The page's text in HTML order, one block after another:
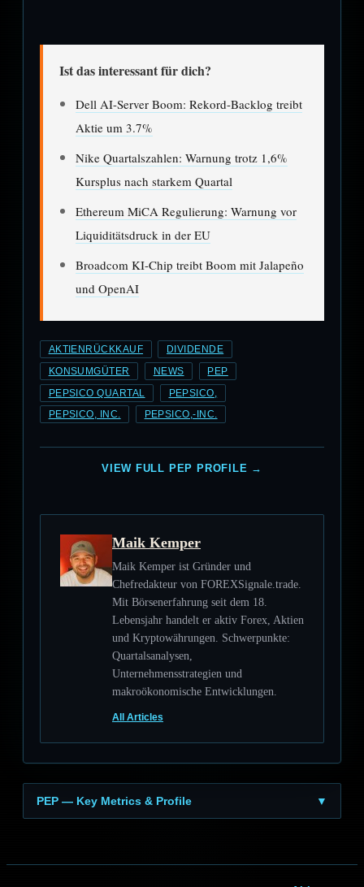
Ist das interessant für dich?
Dell AI-Server Boom: Rekord-Backlog treibt
Aktie um 3.7%
Nike Quartalszahlen: Warnung trotz 1,6%
Kursplus nach starkem Quartal
Ethereum MiCA Regulierung: Warnung vor
Liquiditätsdruck in der EU
Broadcom KI-Chip treibt Boom mit Jalapeño
und OpenAI
AKTIENRÜCKKAUF DIVIDENDE
KONSUMGÜTER NEWS PEP
PEPSICO QUARTAL PEPSICO,
PEPSICO, INC. PEPSICO,-INC.
VIEW FULL PEP PROFILE →
Maik Kemper
Maik Kemper ist Gründer und
Chefredakteur von FOREXSignale.trade.
Mit Börsenerfahrung seit dem 18.
Lebensjahr handelt er aktiv Forex, Aktien
und Kryptowährungen. Schwerpunkte:
Quartalsanalysen,
Unternehmensstrategien und
makroökonomische Entwicklungen.
All Articles
PEP — Key Metrics & Profile ▼